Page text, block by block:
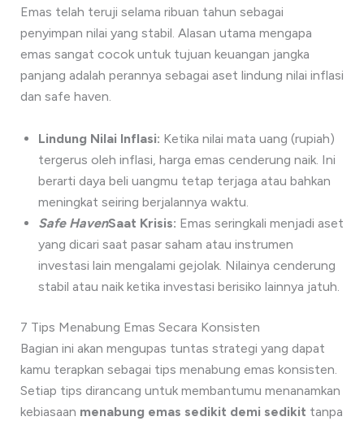
Emas telah teruji selama ribuan tahun sebagai
penyimpan nilai yang stabil. Alasan utama mengapa
emas sangat cocok untuk tujuan keuangan jangka
panjang adalah perannya sebagai aset lindung nilai inflasi
dan safe haven.
Lindung Nilai Inflasi: Ketika nilai mata uang (rupiah)
tergerus oleh inflasi, harga emas cenderung naik. Ini
berarti daya beli uangmu tetap terjaga atau bahkan
meningkat seiring berjalannya waktu.
Safe HavenSaat Krisis: Emas seringkali menjadi aset
yang dicari saat pasar saham atau instrumen
investasi lain mengalami gejolak. Nilainya cenderung
stabil atau naik ketika investasi berisiko lainnya jatuh.
7 Tips Menabung Emas Secara Konsisten
Bagian ini akan mengupas tuntas strategi yang dapat
kamu terapkan sebagai tips menabung emas konsisten.
Setiap tips dirancang untuk membantumu menanamkan
kebiasaan menabung emas sedikit demi sedikit tanpa